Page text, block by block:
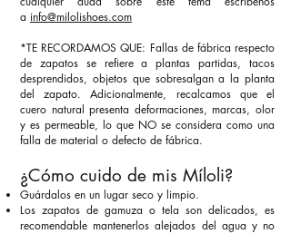
a info@milolishoes.com
*TE RECORDAMOS QUE: Fallas de fábrica respecto
de zapatos se refiere a plantas partidas, tacos
desprendidos, objetos que sobresalgan a la planta
del zapato. Adicionalmente, recalcamos que el
cuero natural presenta deformaciones, marcas, olor
y es permeable, lo que NO se considera como una
falla de material o defecto de fábrica.
¿Cómo cuido de mis Míloli?
Guárdalos en un lugar seco y limpio.
Los zapatos de gamuza o tela son delicados, es
recomendable mantenerlos alejados del agua y no